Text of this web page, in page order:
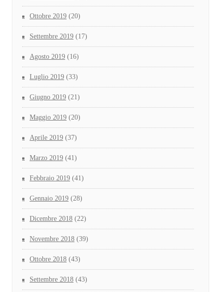
Ottobre 2019 (20)
Settembre 2019 (17)
Agosto 2019 (16)
Luglio 2019 (33)
Giugno 2019 (21)
Maggio 2019 (20)
Aprile 2019 (37)
Marzo 2019 (41)
Febbraio 2019 (41)
Gennaio 2019 (28)
Dicembre 2018 (22)
Novembre 2018 (39)
Ottobre 2018 (43)
Settembre 2018 (43)